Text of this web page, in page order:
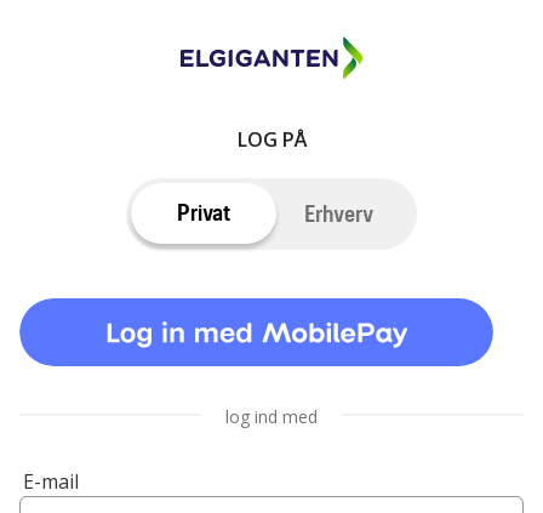
LOG PÅ
Privat Erhverv
log ind med
E-mail